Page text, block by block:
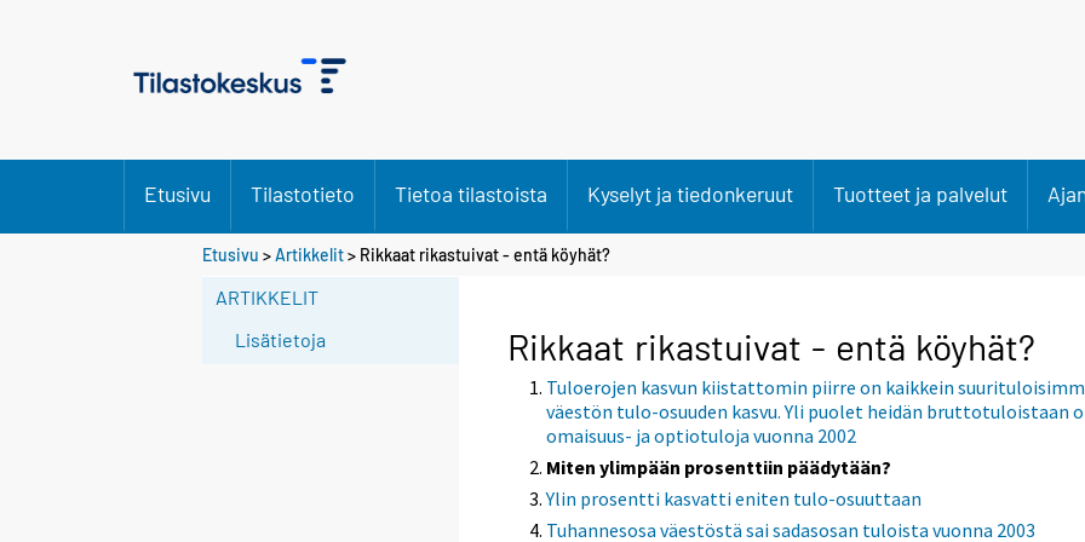
Etusivu Tilastotieto Tietoa tilastoista Kyselyt ja tiedonkeruut Tuotteet ja palvelut
Etusivu >Artikkelit> Rikkaat rikastuivat - entä köyhät?
ARTIKKELIT
Lisätietoja
Rikkaat rikastuivat - entä köyhät?
Tuloerojen kasvun kiistattomin piirre on kaikkein
väestön tulo-osuuden kasvu. Yli puolet heidän bruttotuloistaan
omaisuus- ja optiotuloja vuonna 2002
Miten ylimpään prosenttiin päädytään?
Ylin prosentti kasvatti eniten tulo-osuuttaan
Tuhannesosa väestöstä sai sadasosan tuloista vuonna 2003